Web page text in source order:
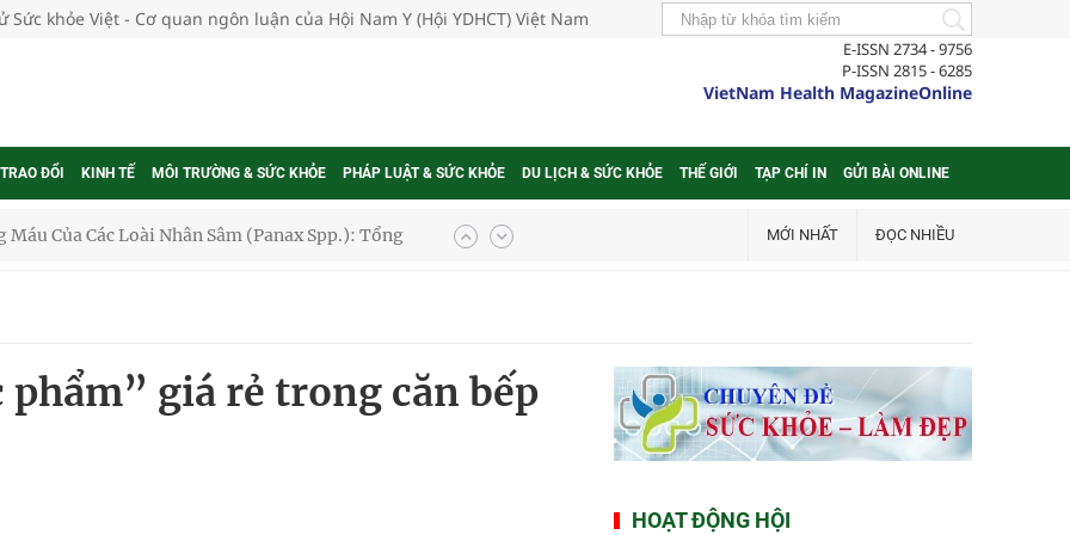
Sức khỏe Việt - Cơ quan ngôn luận của Hội Nam Y (Hội YDHCT) Việt Nam
E-ISSN 2734 - 9756
P-ISSN 2815 - 6285
VietNam Health MagazineOnline
ĐỔI KINH TẾ MÔI TRƯỜNG & SỨC KHỎE PHÁP LUẬT & SỨC KHỎE DU LỊCH & SỨC KHỎE THẾ GIỚI TẠP CHÍ IN GỬI BÀI ONLINE
quốc
lực cho môi trường và cộng đồng
bảo hiểm y tế nếu không đăng ký khám theo yêu
MỚI NHẤT ĐỌC NHIỀU
giá rẻ trong căn bếp
HOẠT ĐỘNG HỘI